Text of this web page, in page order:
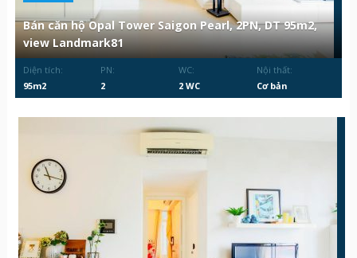
Bán căn hộ Opal Tower Saigon Pearl, 2PN, DT 95m2,
view Landmark81
Diện tích:
95m2
PN:
2
WC:
2 WC
Nội thất:
Cơ bản